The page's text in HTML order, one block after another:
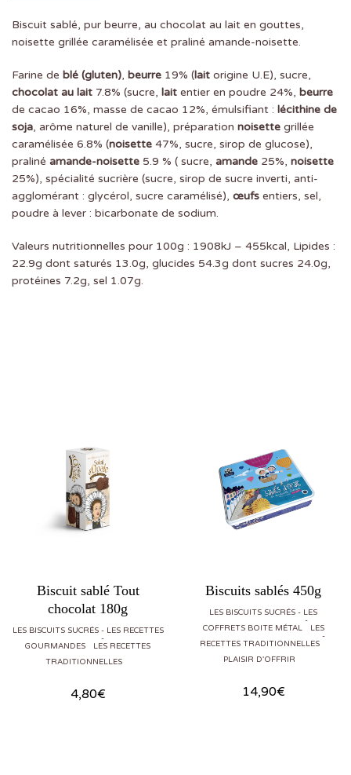
Biscuit sablé, pur beurre, au chocolat au lait en gouttes,
noisette grillée caramélisée et praliné amande-noisette.
Farine de blé (gluten), beurre 19% (lait origine U.E), sucre,
chocolat au lait 7.8% (sucre, lait entier en poudre 24%, beurre
de cacao 16%, masse de cacao 12%, émulsifiant : lécithine de
soja, arôme naturel de vanille), préparation noisette grillée
caramélisée 6.8% (noisette 47%, sucre, sirop de glucose),
praliné amande-noisette 5.9 % ( sucre, amande 25%, noisette
25%), spécialité sucrière (sucre, sirop de sucre inverti, anti-
agglomérant : glycérol, sucre caramélisé), œufs entiers, sel,
poudre à lever : bicarbonate de sodium.
Valeurs nutritionnelles pour 100g : 1908kJ – 455kcal, Lipides :
22.9g dont saturés 13.0g, glucides 54.3g dont sucres 24.0g,
protéines 7.2g, sel 1.07g.
Biscuit sablé Tout
chocolat 180g
LES BISCUITS SUCRÉS
LES RECETTES
GOURMANDES
LES RECETTES
TRADITIONNELLES
4,80€
Biscuits sablés 450g
LES BISCUITS SUCRÉS
LES
COFFRETS BOITE MÉTAL
LES
RECETTES TRADITIONNELLES
PLAISIR D'OFFRIR
14,90€